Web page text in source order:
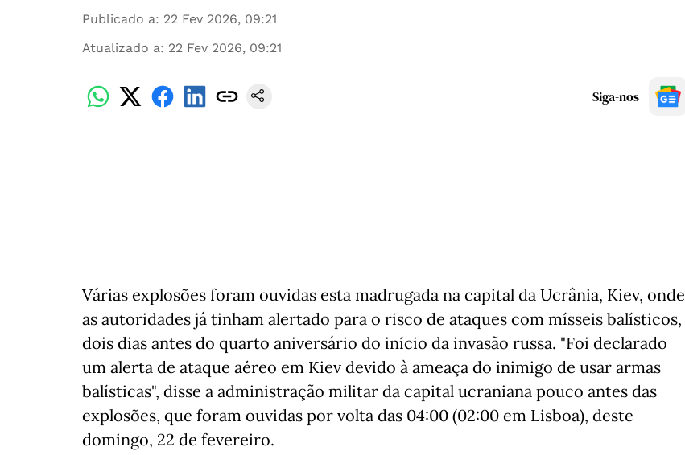
Publicado a: 22 Fev 2026, 09:21
Atualizado a: 22 Fev 2026, 09:21
Siga-nos
Várias explosões foram ouvidas esta madrugada na capital da Ucrânia, Kiev, onde
as autoridades já tinham alertado para o risco de ataques com mísseis balísticos,
dois dias antes do quarto aniversário do início da invasão russa. "Foi declarado
um alerta de ataque aéreo em Kiev devido à ameaça do inimigo de usar armas
balísticas", disse a administração militar da capital ucraniana pouco antes das
explosões, que foram ouvidas por volta das 04:00 (02:00 em Lisboa), deste
domingo, 22 de fevereiro.